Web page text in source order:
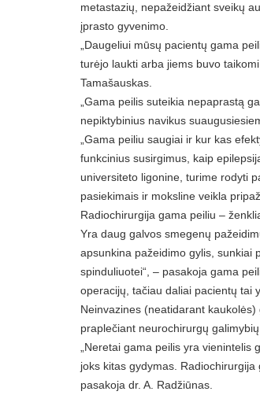
metastazių, nepažeidžiant sveikų
įprasto gyvenimo.
„Daugeliui mūsų pacientų gama
turėjo laukti arba jiems buvo
Tamašauskas.
„Gama peilis suteikia nepaprastą
nepiktybinius navikus
„Gama peiliu saugiai ir kur kas
funkcinius susirgimus, kaip
universiteto ligonine, turime rodyti
pasiekimais ir moksline veikla
Radiochirurgija gama peiliu –
Yra daug galvos smegenų
apsunkina pažeidimo gylis, sunkiai
spinduliuotei“, – pasakoja gama
operacijų, tačiau daliai pacientų tai
Neinvazines (neatidarant
praplečiant neurochirurgų galimybių
„Neretai gama peilis yra
joks kitas gydymas.
pasakoja dr. A. Radžiūnas.